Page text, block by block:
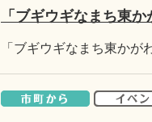
「ブギウギなまち東
「ブギウギなまち東かが